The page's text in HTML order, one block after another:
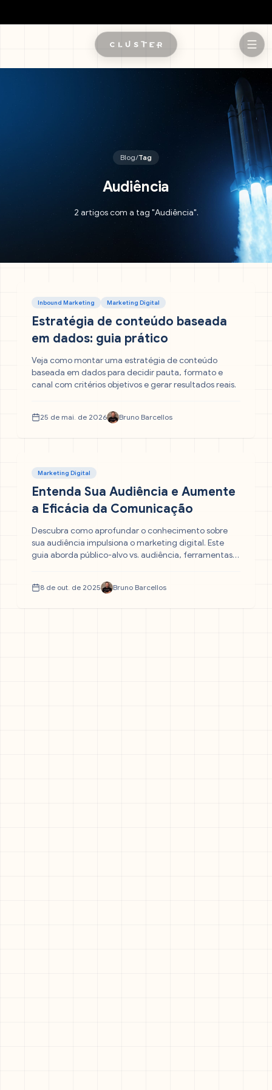
Blog/Tag
Audiência
2 artigos com a tag "Audiência".
Inbound Marketing Marketing Digital
Estratégia de conteúdo baseada
em dados: guia prático
Veja como montar uma estratégia de conteúdo
baseada em dados para decidir pauta, formato e
canal com critérios objetivos e gerar resultados reais.
25 de mai. de 2026 Bruno Barcellos
Marketing Digital
Entenda Sua Audiência e Aumente
a Eficácia da Comunicação
Descubra como aprofundar o conhecimento sobre
sua audiência impulsiona o marketing digital. Este
guia aborda público-alvo vs. audiência, ferramentas,
campanhas eficazes.
8 de out. de 2025 Bruno Barcellos